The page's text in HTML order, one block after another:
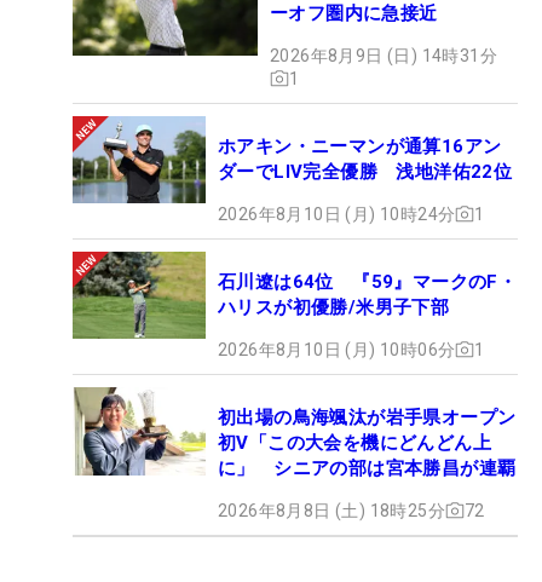
ーオフ圏内に急接近
2026年8月9日 (日) 14時31分
1
ホアキン・ニーマンが通算16アン
ダーでLIV完全優勝 浅地洋佑22位
2026年8月10日 (月) 10時24分 1
石川遼は64位 『59』マークのF・
ハリスが初優勝/米男子下部
2026年8月10日 (月) 10時06分 1
初出場の鳥海颯汰が岩手県オープン
初V「この大会を機にどんどん上
に」 シニアの部は宮本勝昌が連覇
2026年8月8日 (土) 18時25分 72